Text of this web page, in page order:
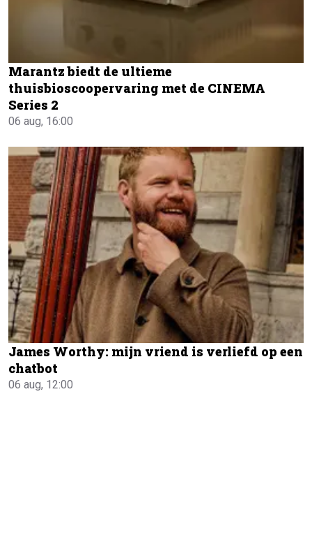
Marantz biedt de ultieme
thuisbioscoopervaring met de CINEMA
Series 2
06 aug, 16:00
James Worthy: mijn vriend is verliefd op een
chatbot
06 aug, 12:00